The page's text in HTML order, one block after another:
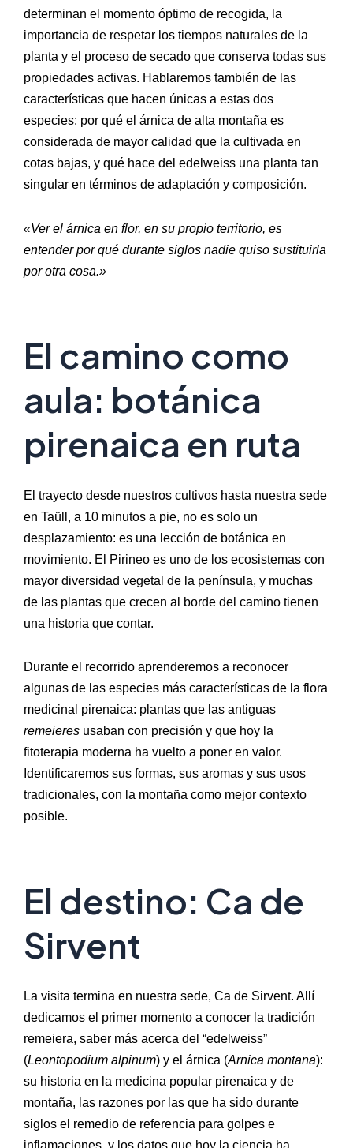
determinan el momento óptimo de recogida, la
importancia de respetar los tiempos naturales de la
planta y el proceso de secado que conserva todas sus
propiedades activas. Hablaremos también de las
características que hacen únicas a estas dos
especies: por qué el árnica de alta montaña es
considerada de mayor calidad que la cultivada en
cotas bajas, y qué hace del edelweiss una planta tan
singular en términos de adaptación y composición.
«Ver el árnica en flor, en su propio territorio, es
entender por qué durante siglos nadie quiso sustituirla
por otra cosa.»
El camino como
aula: botánica
pirenaica en ruta
El trayecto desde nuestros cultivos hasta nuestra sede
en Taüll, a 10 minutos a pie, no es solo un
desplazamiento: es una lección de botánica en
movimiento. El Pirineo es uno de los ecosistemas con
mayor diversidad vegetal de la península, y muchas
de las plantas que crecen al borde del camino tienen
una historia que contar.
Durante el recorrido aprenderemos a reconocer
algunas de las especies más características de la flora
medicinal pirenaica: plantas que las antiguas
remeieres usaban con precisión y que hoy la
fitoterapia moderna ha vuelto a poner en valor.
Identificaremos sus formas, sus aromas y sus usos
tradicionales, con la montaña como mejor contexto
posible.
El destino: Ca de
Sirvent
La visita termina en nuestra sede, Ca de Sirvent. Allí
dedicamos el primer momento a conocer la tradición
remeiera, saber más acerca del “edelweiss”
(Leontopodium alpinum) y el árnica (Arnica montana):
su historia en la medicina popular pirenaica y de
montaña, las razones por las que ha sido durante
siglos el remedio de referencia para golpes e
inflamaciones, y los datos que hoy la ciencia ha